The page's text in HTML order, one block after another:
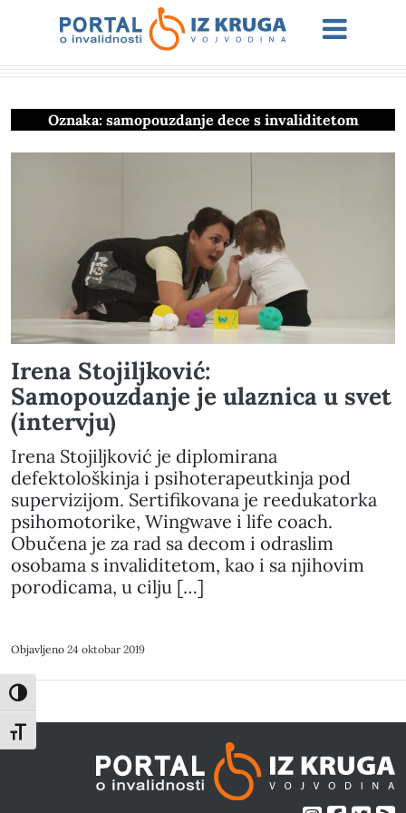
Toggle High Contrast
Toggle Font size
Oznaka: samopouzdanje dece s invaliditetom
Irena Stojiljković:
Samopouzdanje je ulaznica u svet
(intervju)
Irena Stojiljković je diplomirana
defektološkinja i psihoterapeutkinja pod
supervizijom. Sertifikovana je reedukatorka
psihomotorike, Wingwave i life coach.
Obučena je za rad sa decom i odraslim
osobama s invaliditetom, kao i sa njihovim
porodicama, u cilju […]
Objavljeno 24 oktobar 2019